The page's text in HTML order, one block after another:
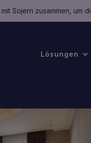
Sojern zusammen, um
Lösungen